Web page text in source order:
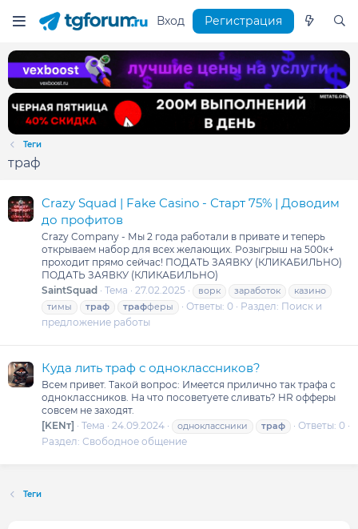
Вход Регистрация
Теги
траф
Crazy Squad | Fake Casino - Старт 75% | Доводим
до профитов
Crazy Company - Мы 2 года работали в привате и теперь
открываем набор для всех желающих. Розыгрыш на 500к+
проходит прямо сейчас! ПОДАТЬ ЗАЯВКУ (КЛИКАБИЛЬНО)
ПОДАТЬ ЗАЯВКУ (КЛИКАБИЛЬНО)
SaintSquad
Тема 27.02.2025 ворк заработок
казино
тимы
траф трафферы Ответы: 0 Раздел: Поиск и
предложение работы
Куда лить траф с одноклассников?
Всем привет. Такой вопрос: Имеется прилично так трафа с
одноклассников. На что посоветуете сливать? HR офферы
совсем не заходят.
[KENт]
Тема 24.09.2024 одноклассники траф
Ответы: 0
Раздел: Свободное общение
Теги